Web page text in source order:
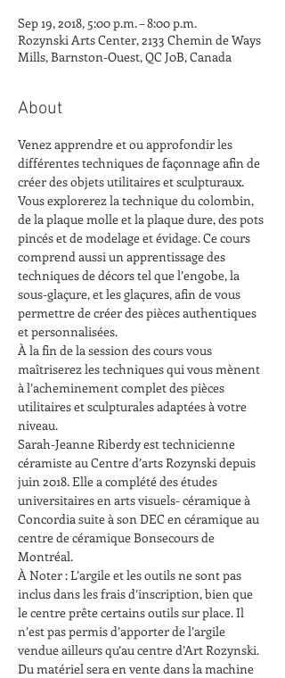
Sep 19, 2018, 5:00 p.m. – 8:00 p.m.
Rozynski Arts Center, 2133 Chemin de Ways
Mills, Barnston-Ouest, QC J0B, Canada
About
Venez apprendre et ou approfondir les
différentes techniques de façonnage afin de
créer des objets utilitaires et sculpturaux.
Vous explorerez la technique du colombin,
de la plaque molle et la plaque dure, des pots
pincés et de modelage et évidage. Ce cours
comprend aussi un apprentissage des
techniques de décors tel que l’engobe, la
sous-glaçure, et les glaçures, afin de vous
permettre de créer des pièces authentiques
À la fin de la session des cours vous
maîtriserez les techniques qui vous mènent
à l’acheminement complet des pièces
utilitaires et sculpturales adaptées à votre
Sarah-Jeanne Riberdy est technicienne
céramiste au Centre d’arts Rozynski depuis
juin 2018. Elle a complété des études
universitaires en arts visuels- céramique à
Concordia suite à son DEC en céramique au
centre de céramique Bonsecours de
À Noter : L’argile et les outils ne sont pas
inclus dans les frais d’inscription, bien que
le centre prête certains outils sur place. Il
n’est pas permis d’apporter de l’argile
vendue ailleurs qu’au centre d’Art Rozynski.
Du matériel sera en vente dans la machine